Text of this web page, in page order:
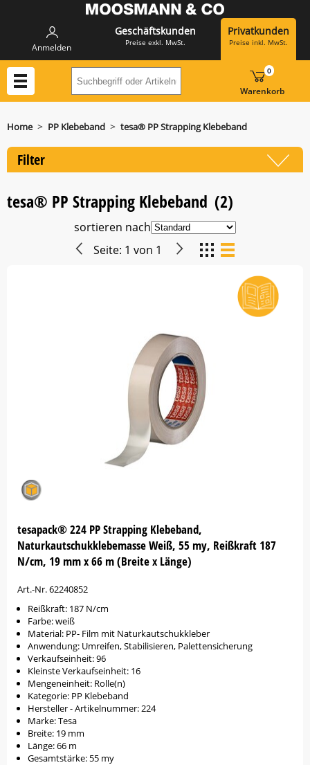
Anmelden
Geschäftskunden
Preise exkl. MwSt.
Privatkunden
Preise inkl. MwSt.
Suchbegriff oder Artikelnummer hier
Warenkorb
0
Home > PP Klebeband > tesa® PP Strapping Klebeband
Filter
tesa® PP Strapping Klebeband (2)
sortieren nach
Seite: 1 von 1
tesapack® 224 PP Strapping Klebeband,
Naturkautschukklebemasse Weiß, 55 my, Reißkraft 187
N/cm, 19 mm x 66 m (Breite x Länge)
Art.-Nr. 62240852
Reißkraft: 187 N/cm
Farbe: weiß
Material: PP- Film mit Naturkautschukkleber
Anwendung: Umreifen, Stabilisieren, Palettensicherung
Verkaufseinheit: 96
Kleinste Verkaufseinheit: 16
Mengeneinheit: Rolle(n)
Kategorie: PP Klebeband
Hersteller - Artikelnummer: 224
Marke: Tesa
Breite: 19 mm
Länge: 66 m
Gesamtstärke: 55 my